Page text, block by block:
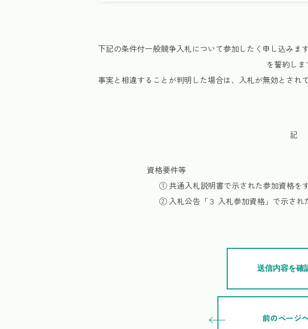
下記の条件付一般競争入札について参加したく申し込みま
を誓約しま
事実と相違することが判明した場合は、入札が無効とされ
記
資格要件等
① 共通入札説明書で示された参加資格を
② 入札公告「３ 入札参加資格」で示され
前のページ